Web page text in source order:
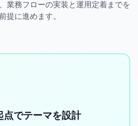
業務フローの実装と運用定着までを
提に進めます。
点でテーマを設計